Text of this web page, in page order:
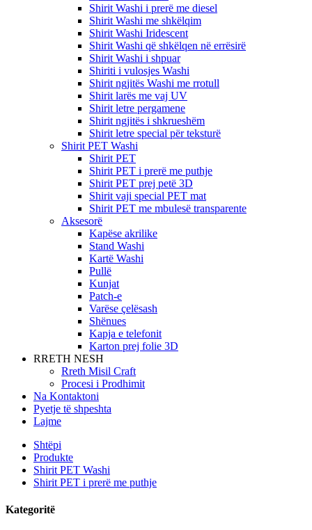
Shirit Washi i prerë me diesel
Shirit Washi me shkëlqim
Shirit Washi Iridescent
Shirit Washi që shkëlqen në errësirë
Shirit Washi i shpuar
Shiriti i vulosjes Washi
Shirit ngjitës Washi me rrotull
Shirit larës me vaj UV
Shirit letre pergamene
Shirit ngjitës i shkrueshëm
Shirit letre special për teksturë
Shirit PET Washi
Shirit PET
Shirit PET i prerë me puthje
Shirit PET prej petë 3D
Shirit vaji special PET mat
Shirit PET me mbulesë transparente
Aksesorë
Kapëse akrilike
Stand Washi
Kartë Washi
Pullë
Kunjat
Patch-e
Varëse çelësash
Shënues
Kapja e telefonit
Karton prej folie 3D
RRETH NESH
Rreth Misil Craft
Procesi i Prodhimit
Na Kontaktoni
Pyetje të shpeshta
Lajme
Shtëpi
Produkte
Shirit PET Washi
Shirit PET i prerë me puthje
Kategoritë